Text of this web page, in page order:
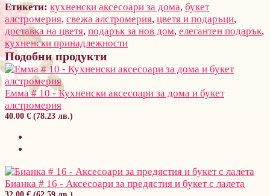
Етикети: кухненски аксесоари за дома, букет
алстромерия, свежа алстромерия, цветя и подаръци,
доставка на цветя, подарък за нов дом, елегантен подарък,
кухненски принадлежности
Подобни продукти
Емма # 10 - Кухненски аксесоари за дома и букет
алстромерия
40.00 € (78.23 лв.)
Бианка # 16 - Аксесоари за предястия и букет с лалета